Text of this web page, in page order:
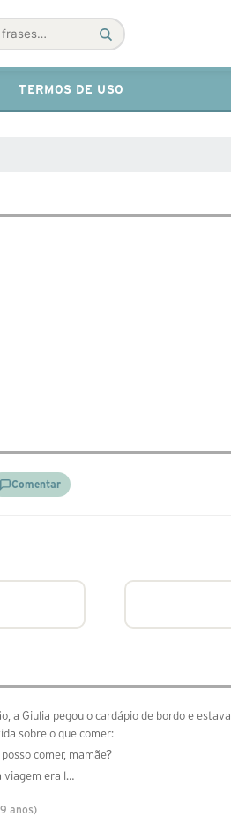
TERMOS DE USO
Comentar
a Giulia pegou o cardápio de bordo e estava
sobre o que comer:
comer, mamãe?
viagem era l…
anos)